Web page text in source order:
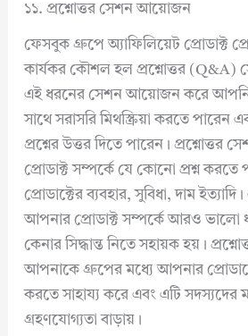
১১. প্রশ্নোত্তর সেশন আয়োজন
ফেসবুক গ্রুপে অ্যাফিলিয়েট প্রোডাক্ট
কার্যকর কৌশল হল প্রশ্নোত্তর
এই ধরনের সেশন আয়োজন করে আপনি
সাথে সরাসরি মিথস্ক্রিয়া করতে পারেন
প্রশ্নের উত্তর দিতে পারেন। প্রশ্নোত্তর
প্রোডাক্ট সম্পর্কে যে কোনো প্রশ্ন করতে
প্রোডাক্টের ব্যবহার, সুবিধা, দাম
আপনার প্রোডাক্ট সম্পর্কে আরও ভালো
কেনার সিদ্ধান্ত নিতে সহায়ক হয়।
আপনাকে গ্রুপের মধ্যে আপনার
করতে সাহায্য করে এবং এটি সদস্যদের
গ্রহণযোগ্যতা বাড়ায়।